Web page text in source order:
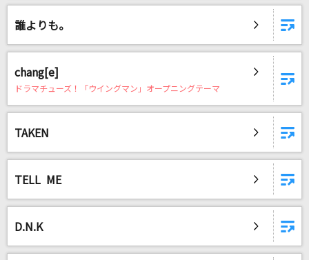
誰よりも。
chang[e]
ドラマチューズ！「ウイングマン」オープニングテーマ
TAKEN
TELL ME
D.N.K